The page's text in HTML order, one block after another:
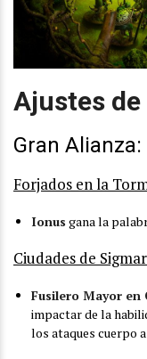
Ajustes
Gran Alianza:
Forjados en la
Ionus gana la
Ciudades de Sigmar
Fusilero Mayor en
impactar de la
los ataques cuerpo